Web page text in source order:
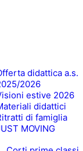
didattica a.s.
2026
estive 2026
didattici
di famiglia
MOVING